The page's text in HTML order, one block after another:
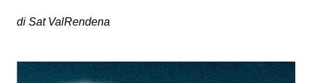
di Sat ValRendena